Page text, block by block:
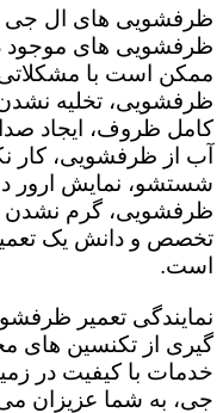
ظرفشویی های ال جی
ظرفشویی های موجود
ممکن است با
ظرفشویی، تخلیه
کامل ظروف، ایجاد
آب از ظرفشویی، کار
شستشو، نمایش ارور
ظرفشویی، گرم نشدن
تخصص و دانش یک
است.
نمایندگی تعمیر
گیری از تکنسین های
خدمات با کیفیت در
جی، به شما عزیزان